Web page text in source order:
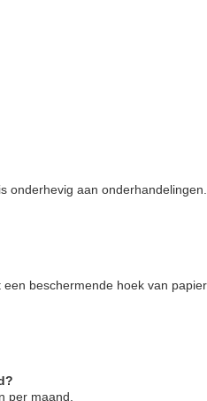
onderhevig aan onderhandelingen.
beschermende hoek van
per maand.